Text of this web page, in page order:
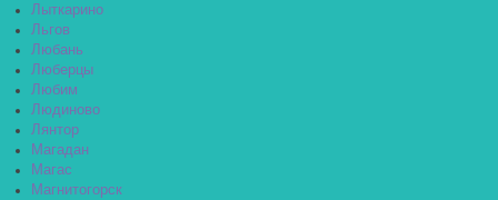
Лыткарино
Льгов
Любань
Люберцы
Любим
Людиново
Лянтор
Магадан
Магас
Магнитогорск